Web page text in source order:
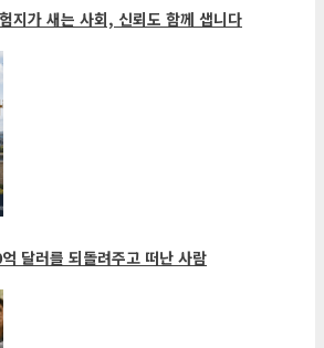
지가 새는 사회, 신뢰도 함께 샙니다
달러를 되돌려주고 떠난 사람